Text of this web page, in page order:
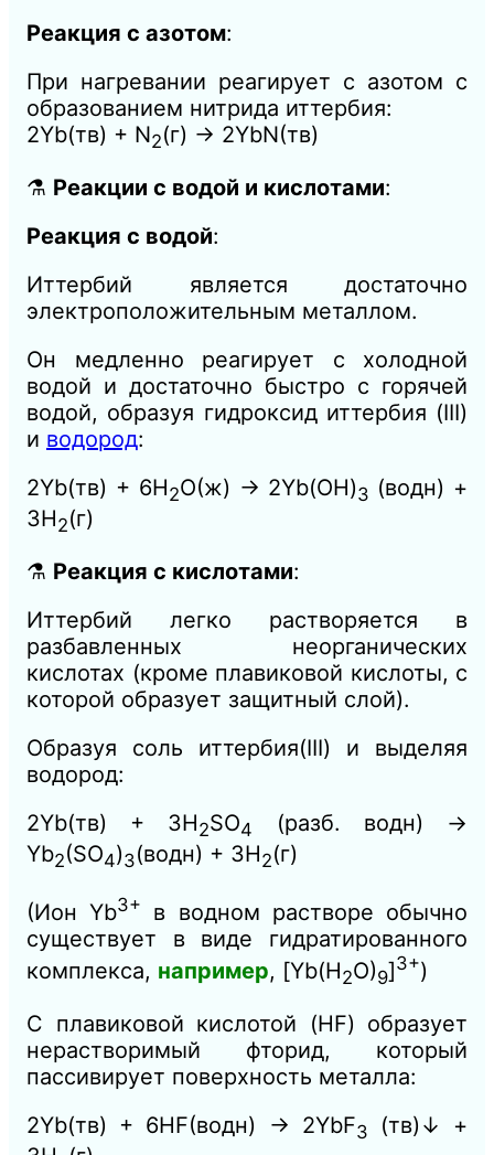
Реакция с азотом:
При нагревании реагирует с азотом с
образованием нитрида иттербия:
2Yb(тв) + N2(г) → 2YbN(тв)
⚗️ Реакции с водой и кислотами:
Реакция с водой:
Иттербий является достаточно
электроположительным металлом.
Он медленно реагирует с холодной
водой и достаточно быстро с горячей
водой, образуя гидроксид иттербия (III)
и водород:
2Yb(тв) + 6H2O(ж) → 2Yb(OH)3 (водн) +
3H2(г)
⚗️ Реакция с кислотами:
Иттербий легко растворяется в
разбавленных неорганических
кислотах (кроме плавиковой кислоты, с
которой образует защитный слой).
Образуя соль иттербия(III) и выделяя
водород:
2Yb(тв) + 3H2SO4
(разб. водн) →
Yb2(SO4)3(водн) + 3H2(г)
(Ион Yb3+
в водном растворе обычно
существует в виде гидратированного
комплекса, например, [Yb(H2O)9]3+)
С плавиковой кислотой (HF) образует
нерастворимый фторид, который
пассивирует поверхность металла:
2Yb(тв) + 6HF(водн) → 2YbF3
(тв)↓ +